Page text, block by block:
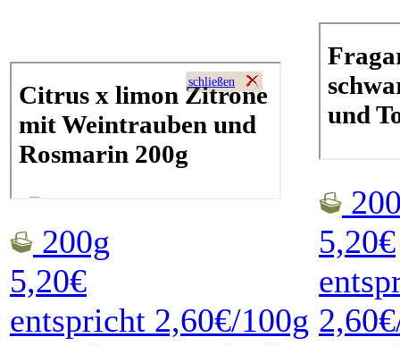
200g
5,20€
entspricht 2,60€/100g
5,20€